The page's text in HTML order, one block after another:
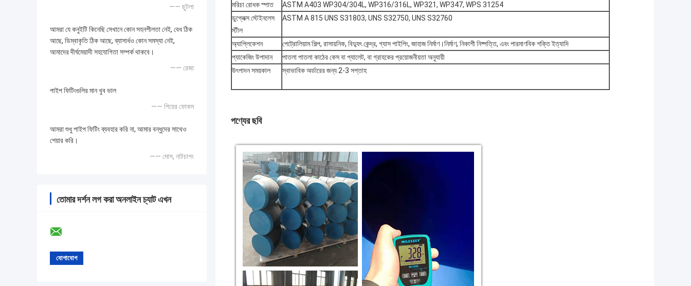
—— ছুটলা
আমরা যে কনুইটি কিনেছি সেখানে কোন সহনশীলতা নেই, বেধ ঠিক
আছে, ডিম্বাকৃতি ঠিক আছে, ব্যাসার্ধও কোন সমস্যা নেই,
আমাদের দীর্ঘমেয়াদী সহযোগিতা সম্পর্ক থাকবে।
—— রেজা
পাইপ ফিটিংগুলির মান খুব ভাল
—— পিয়ের ফোকম
আমরা শুধু পাইপ ফিটিং ব্যবহার করি না, আমার বন্ধুদের সাথেও
শেয়ার করি।
—— মোস, নাটচাপং
তোমার দর্শন লগ করা অনলাইন চ্যাট এখন
মরিচা রোধক স্পাত
ASTM A403 WP304/304L, WP316/316L, WP321, WP347, WPS 31254
ডুপ্লেক্স স্টেইনলেস
স্টীল
ASTM A 815 UNS S31803, UNS S32750, UNS S32760
অ্যাপ্লিকেশন
পেট্রোলিয়াম শিল্প, রাসায়নিক, বিদ্যুৎ কেন্দ্র, গ্যাস পাইপিং, জাহাজ নির্মাণ।নির্মাণ, নিকাশী নিষ্পত্তি, এবং পারমাণবিক শক্তি ইত্যাদি
প্যাকেজিং উপাদান
পাতলা পাতলা কাঠের কেস বা প্যালেট, বা গ্রাহকের প্রয়োজনীয়তা অনুযায়ী
উৎপাদন সময়কাল
স্বাভাবিক অর্ডারের জন্য 2-3 সপ্তাহ
পণ্যের ছবি